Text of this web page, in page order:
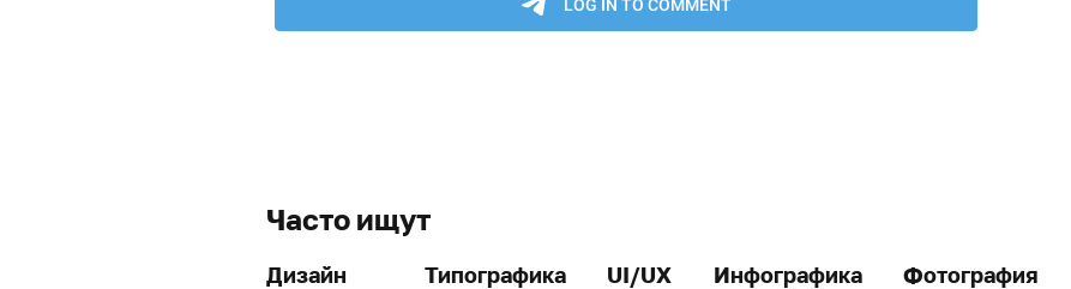
Часто ищут
Дизайн Типографика UI/UX Инфографика Фотография